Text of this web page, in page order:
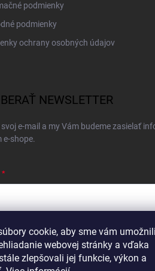
cookie, aby sme vám umožnili
webovej stránky a vďaka
zlepšovali jej funkcie, výkon a
podmienky
podmienky
ochrany osobných údajov
NEWSLETTER
e-mail a my Vám budeme zasielať
e-shope.
e-mailu súhlasíte spodmienkami
sa